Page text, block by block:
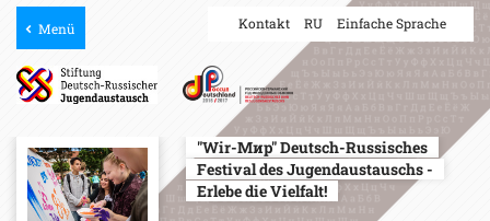
Menü Kontakt RU Einfache Sprache
"Wir-Мир" Deutsch-Russisches
Festival des Jugendaustauschs -
Erlebe die Vielfalt!